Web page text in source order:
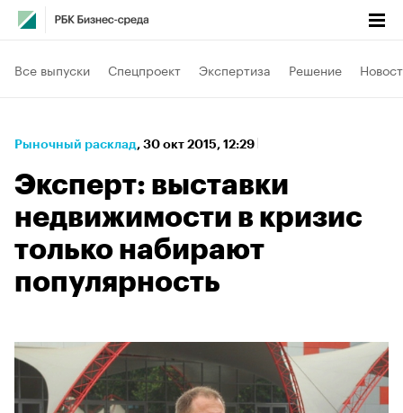
Все выпуски Спецпроект Экспертиза Решение
Рыночный расклад⁠, 30 окт 2015, 12:29
Эксперт: выставки
недвижимости в кризис
только набирают
популярность